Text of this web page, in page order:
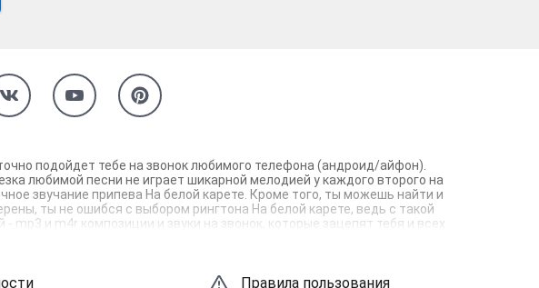
подойдет тебе на звонок любимого телефона (андроид/айфон).
любимой песни не играет шикарной мелодией у каждого второго на
звучание припева На белой карете. Кроме того, ты можешь найти и
ты не ошибся с выбором рингтона На белой карете, ведь с такой
и m4r композиции и звуки на звонок, которые зацепят тебя и всех
Правила пользования